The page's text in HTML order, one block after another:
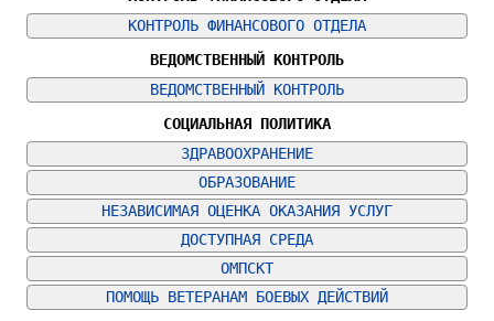
КОНТРОЛЬ ФИНАНСОВОГО ОТДЕЛА
ВЕДОМСТВЕННЫЙ КОНТРОЛЬ
ВЕДОМСТВЕННЫЙ КОНТРОЛЬ
СОЦИАЛЬНАЯ ПОЛИТИКА
ЗДРАВООХРАНЕНИЕ
ОБРАЗОВАНИЕ
НЕЗАВИСИМАЯ ОЦЕНКА ОКАЗАНИЯ УСЛУГ
ДОСТУПНАЯ СРЕДА
ОМПСКТ
ПОМОЩЬ ВЕТЕРАНАМ БОЕВЫХ ДЕЙСТВИЙ